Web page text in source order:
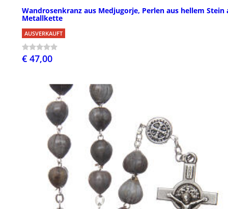
Wandrosenkranz aus Medjugorje, Perlen aus hellem Stein
Metallkette
AUSVERKAUFT
€ 47,00